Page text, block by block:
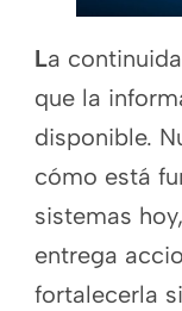
La
que la
disponible.
cómo está
sistemas
entrega
fortalecerla